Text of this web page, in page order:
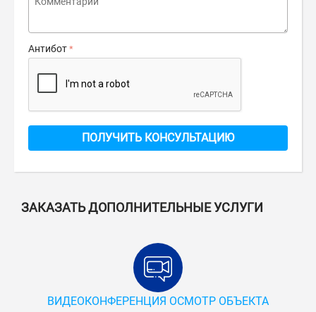
Антибот
ПОЛУЧИТЬ КОНСУЛЬТАЦИЮ
ЗАКАЗАТЬ ДОПОЛНИТЕЛЬНЫЕ УСЛУГИ
ВИДЕОКОНФЕРЕНЦИЯ ОСМОТР ОБЪЕКТА